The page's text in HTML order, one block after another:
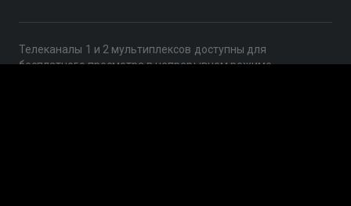
Телеканалы 1 и 2 мультиплексов доступны для
бесплатного просмотра в непрерывном режиме,